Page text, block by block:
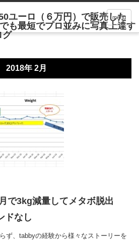
menu
2018年 2月
月で3kg減量してメタボ脱出
ドなし
ず、tabbyの経験から様々なストーリーを